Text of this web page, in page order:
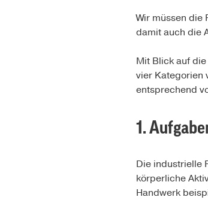
Wir müssen die
damit auch die
Mit Blick auf
vier Kategorien
entsprechend
1.
Die industrielle
körperliche
Handwerk